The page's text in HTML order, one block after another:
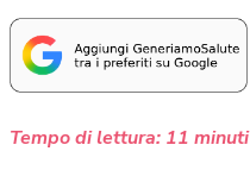
Tempo di lettura: 11 minuti